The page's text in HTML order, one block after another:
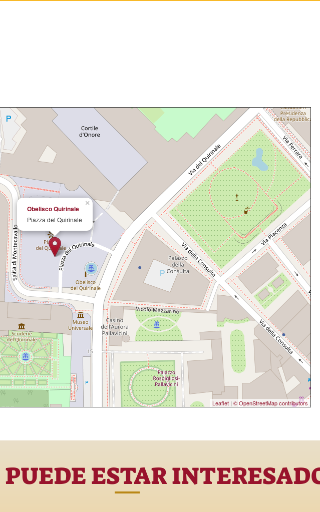
×
Obelisco Quirinale
Piazza del Quirinale
Leaflet | © OpenStreetMap contributors
ESTAR